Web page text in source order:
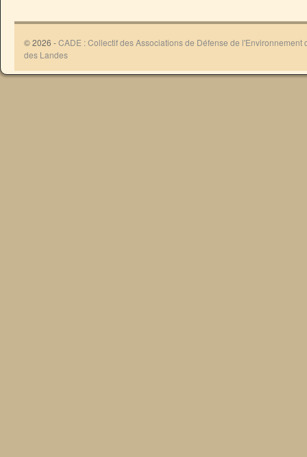
© 2026 -CADE : Collectif des Associations de Défense de l'Environnement
des Landes